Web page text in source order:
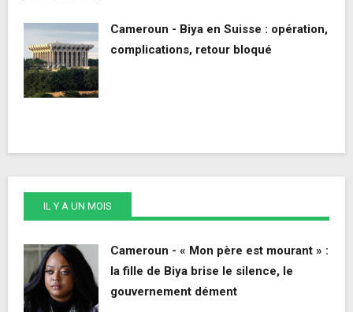
Cameroun - Biya en Suisse : opération,
complications, retour bloqué
IL Y A UN MOIS
Cameroun - « Mon père est mourant » :
la fille de Biya brise le silence, le
gouvernement dément